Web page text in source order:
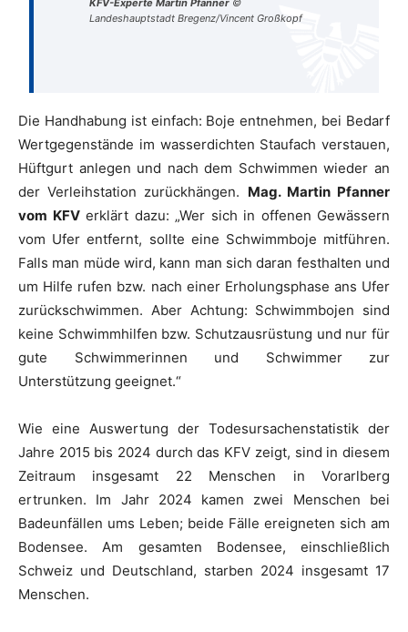
KFV-Experte Martin Pfanner ©
Landeshauptstadt Bregenz/Vincent Großkopf
Die Handhabung ist einfach: Boje entnehmen, bei Bedarf
Wertgegenstände im wasserdichten Staufach verstauen,
Hüftgurt anlegen und nach dem Schwimmen wieder an
der Verleihstation zurückhängen. Mag. Martin Pfanner
vom KFVerklärt dazu: „Wer sich in offenen Gewässern
vom Ufer entfernt, sollte eine Schwimmboje mitführen.
Falls man müde wird, kann man sich daran festhalten und
um Hilfe rufen bzw. nach einer Erholungsphase ans Ufer
zurückschwimmen. Aber Achtung: Schwimmbojen sind
keine Schwimmhilfen bzw. Schutzausrüstung und nur für
gute Schwimmerinnen und Schwimmer zur
Unterstützung geeignet.“
Wie eine Auswertung der Todesursachenstatistik der
Jahre 2015 bis 2024 durch das KFV zeigt, sind in diesem
Zeitraum insgesamt 22 Menschen in Vorarlberg
ertrunken. Im Jahr 2024 kamen zwei Menschen bei
Badeunfällen ums Leben; beide Fälle ereigneten sich am
Bodensee. Am gesamten Bodensee, einschließlich
Schweiz und Deutschland, starben 2024 insgesamt 17
Menschen.